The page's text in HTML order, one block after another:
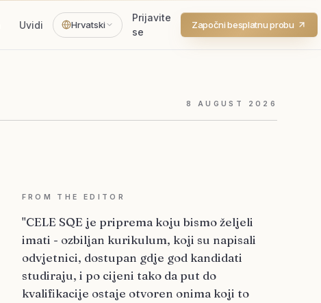
Uvidi Hrvatski
Prijavite
se
Započni besplatnu probu
8 AUGUST 2026
FROM THE EDITOR
"CELE SQE je priprema koju bismo željeli
imati - ozbiljan kurikulum, koji su napisali
odvjetnici, dostupan gdje god kandidati
studiraju, i po cijeni tako da put do
kvalifikacije ostaje otvoren onima koji to